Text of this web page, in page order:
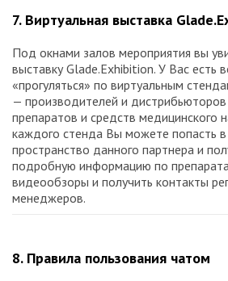
7. Виртуальная выставка
Под окнами залов мероприятия вы
выставку Glade.Exhibition. У Вас есть
«прогуляться» по виртуальным
— производителей и
препаратов и средств медицинского
каждого стенда Вы можете попасть
пространство данного партнера и
подробную информацию по
видеообзоры и получить контакты
менеджеров.
8. Правила пользования чатом